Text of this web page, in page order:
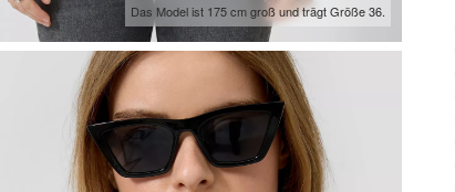
Das Model ist 175 cm groß und trägt Größe 36.